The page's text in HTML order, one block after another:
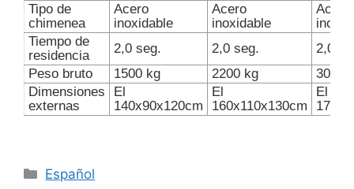
Tipo de
chimenea
Acero
inoxidable
Acero
inoxidable
Acero
Tiempo de
residencia
2,0 seg. 2,0 seg.
2,0
Peso bruto
1500 kg 2200 kg
3000
Dimensiones
externas
El
140x90x120cm
El
160x110x130cm
El
Categories
Español